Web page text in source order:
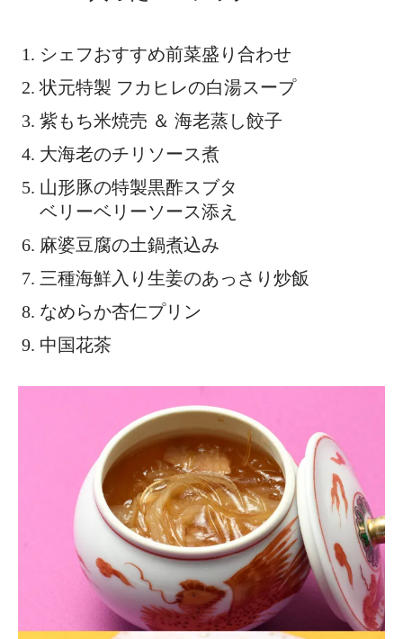
シェフおすすめ前菜盛り合わせ
状元特製 フカヒレの白湯スープ
紫もち米焼売 ＆ 海老蒸し餃子
大海老のチリソース煮
山形豚の特製黒酢スブタ
ベリーベリーソース添え
麻婆豆腐の土鍋煮込み
三種海鮮入り生姜のあっさり炒飯
なめらか杏仁プリン
中国花茶